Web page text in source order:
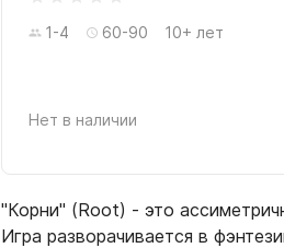
1-4 60-90 10+ лет
Нет в наличии
"Корни" (Root) - это
Игра разворачивается в